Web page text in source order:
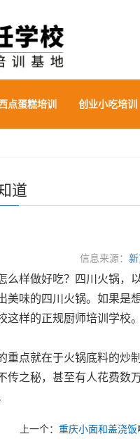
点蛋糕培训 创业小吃培训
道
信息来源：
么样做好吃？四川火锅，
美味的四川火锅。如果是
这样的正规厨师培训学校。
重点就在于火锅底料的炒
传之秘，甚至有人花费数
上一个：重庆小面和盖浇饭